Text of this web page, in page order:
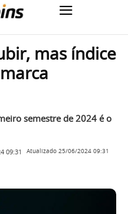
mas índice
semestre de 2024 é o
09:31 Atualizado 25/06/2024 09:31